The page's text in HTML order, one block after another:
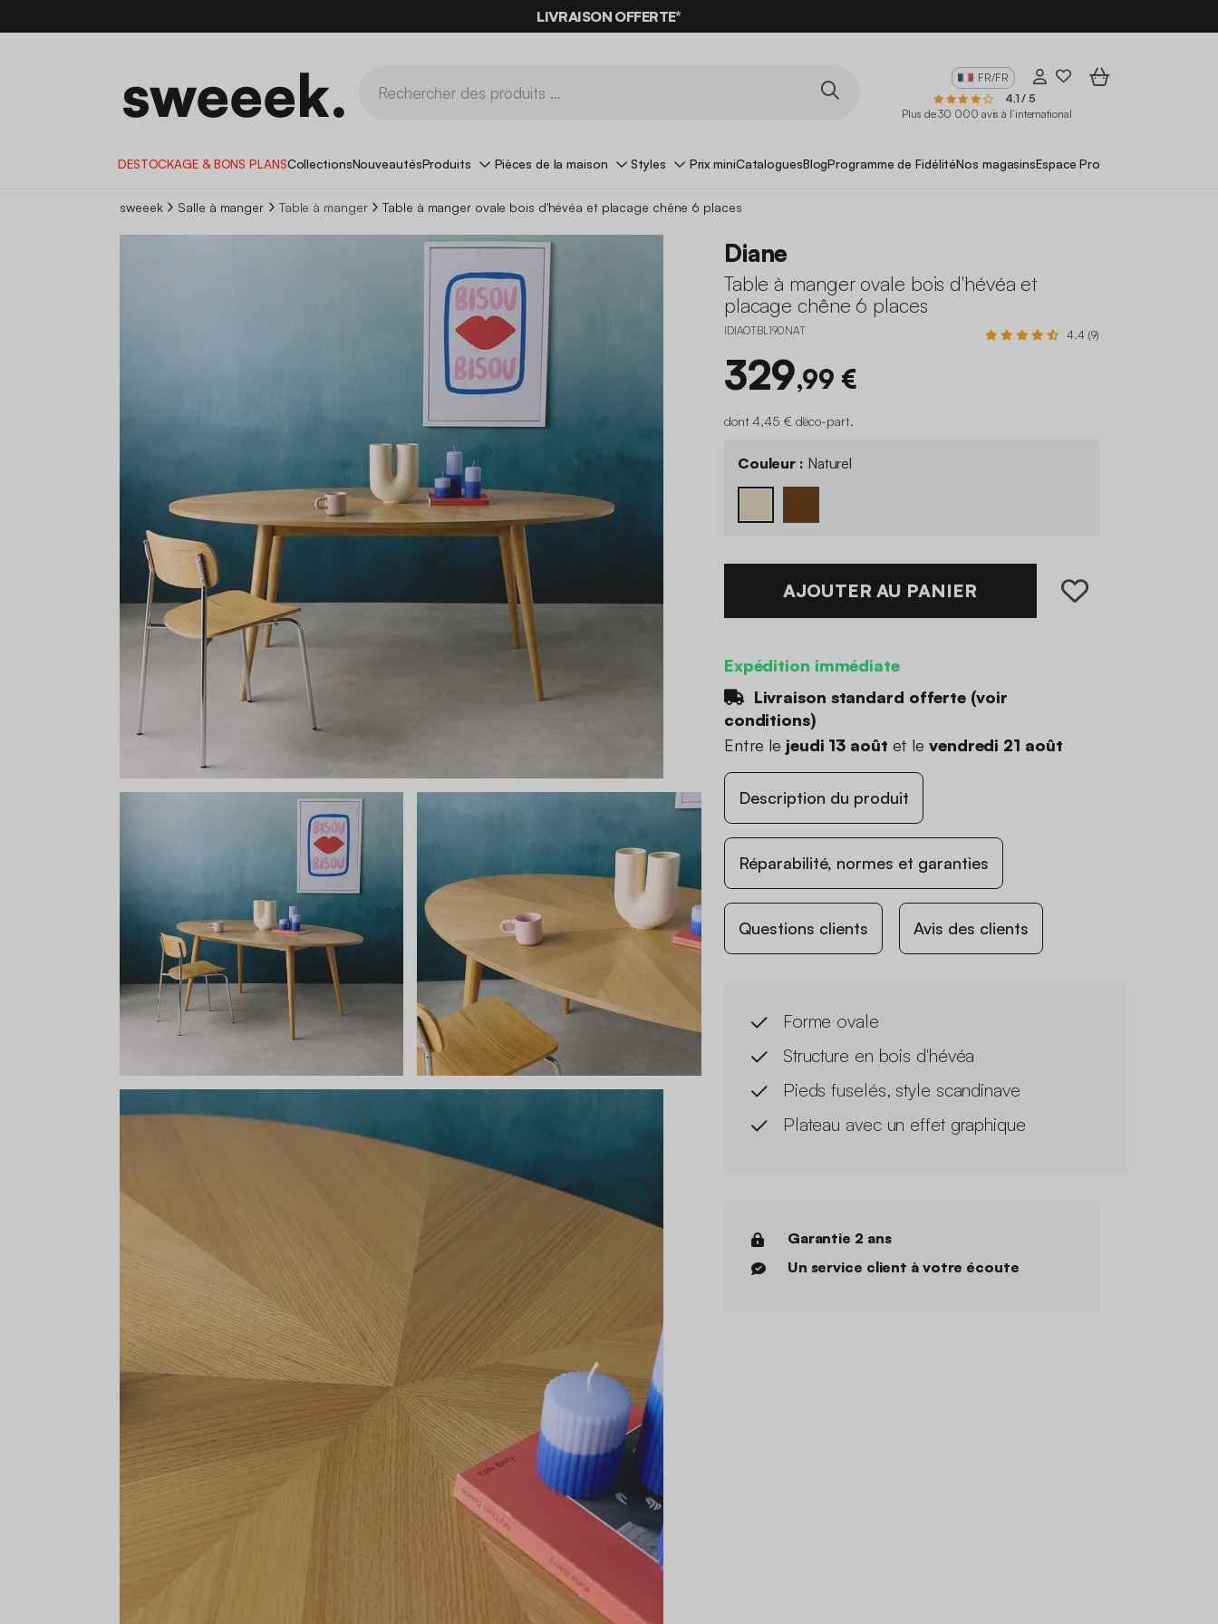
LIVRAISON OFFERTE*
FR/FR
4,1 / 5
Plus de 30 000 avis à l’international
DESTOCKAGE & BONS PLANSCollectionsNouveautésProduits Pièces de la maison Styles Prix miniCataloguesBlogProgramme de FidélitéNos magasinsEspace Pro
sweeek Salle à manger Table à manger Table à manger ovale bois d'hévéa et placage chêne 6 places
Diane
Table à manger ovale bois d'hévéa et
placage chêne 6 places
IDIAOTBL190NAT 4.4 (9)
329,99 €
dont 4,45 € d'éco-part.
Couleur : Naturel
AJOUTER AU PANIER
Expédition immédiate
Livraison standard offerte (voir
conditions)
Entre le jeudi 13 août et le vendredi 21 août
Description du produit
Réparabilité, normes et garanties
Questions clients Avis des clients
Forme ovale
Structure en bois d'hévéa
Pieds fuselés, style scandinave
Plateau avec un effet graphique
Garantie 2 ans
Un service client à votre écoute